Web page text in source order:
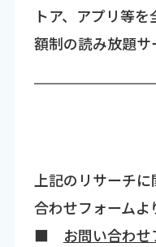
トア、アプリ等
額制の読み放題サ
上記のリサーチ
合わせフォームよ
■ お問い合わせ